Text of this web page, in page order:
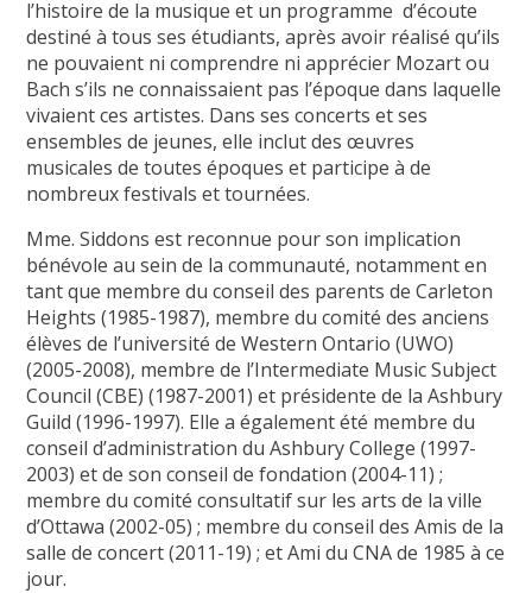
l’histoire de la musique et un programme d’écoute
destiné à tous ses étudiants, après avoir réalisé qu’ils
ne pouvaient ni comprendre ni apprécier Mozart ou
Bach s’ils ne connaissaient pas l’époque dans laquelle
vivaient ces artistes. Dans ses concerts et ses
ensembles de jeunes, elle inclut des œuvres
musicales de toutes époques et participe à de
nombreux festivals et tournées.
Mme. Siddons est reconnue pour son implication
bénévole au sein de la communauté, notamment en
tant que membre du conseil des parents de Carleton
Heights (1985-1987), membre du comité des anciens
élèves de l’université de Western Ontario (UWO)
(2005-2008), membre de l’Intermediate Music Subject
Council (CBE) (1987-2001) et présidente de la Ashbury
Guild (1996-1997). Elle a également été membre du
conseil d’administration du Ashbury College (1997-
2003) et de son conseil de fondation (2004-11) ;
membre du comité consultatif sur les arts de la ville
d’Ottawa (2002-05) ; membre du conseil des Amis de la
salle de concert (2011-19) ; et Ami du CNA de 1985 à ce
jour.